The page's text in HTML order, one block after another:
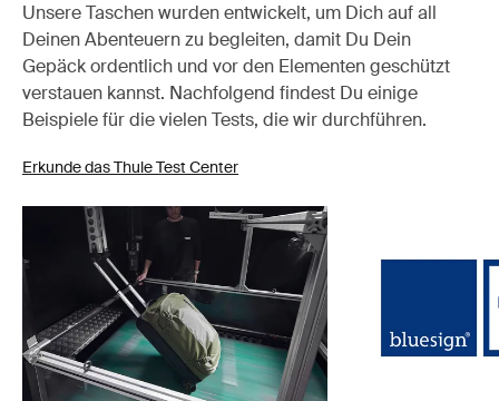
Unsere Taschen wurden entwickelt, um Dich auf all
Deinen Abenteuern zu begleiten, damit Du Dein
Gepäck ordentlich und vor den Elementen geschützt
verstauen kannst. Nachfolgend findest Du einige
Beispiele für die vielen Tests, die wir durchführen.
Erkunde das Thule Test Center